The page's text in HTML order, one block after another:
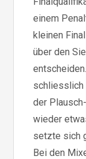
einem
kleinen
über den
schliesslich
der
wieder
setzte sich
Bei den